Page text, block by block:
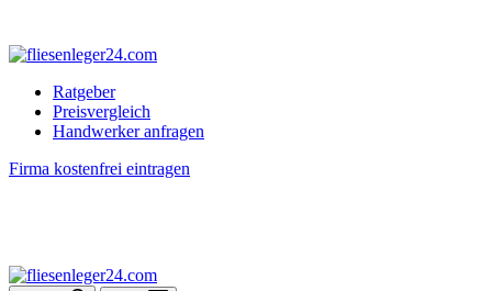
Ratgeber
Preisvergleich
Handwerker anfragen
Firma kostenfrei eintragen